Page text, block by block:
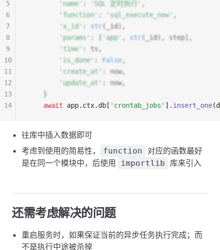
        'name'
: 'SQL 定时执行' ,
        'function'
: 'sql_execute_now' ,
        'x_id'
: str(_id),
        'params'
: 'app' , str(_id), step]
,
        'time'
: ts,
        'is_done'
: False,
        'create_at'
: now,
        'update_at'
: now,
    }
    await
app. ctx. db [ 'crontab_jobs' ]. insert_one
5
6
7
8
9
10
11
12
13
14
往库中插入数据即可
考虑到使用的简易性，
function
对应的函数最好
是在同一个模块中，后使用
importlib 库来引入
还需考虑解决的问题
重启服务时，如果保证当前的异步任务执行完成；而
不是执行中途被杀掉